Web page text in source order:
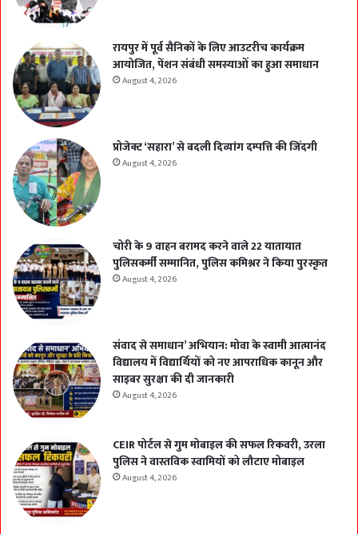
रायपुर में पूर्व सैनिकों के लिए आउटरीच कार्यक्रम
आयोजित, पेंशन संबंधी समस्याओं का हुआ समाधान
August 4, 2026
प्रोजेक्ट ‘सहारा’ से बदली दिव्यांग दम्पत्ति की जिंदगी
August 4, 2026
चोरी के 9 वाहन बरामद करने वाले 22 यातायात
पुलिसकर्मी सम्मानित, पुलिस कमिश्नर ने किया पुरस्कृत
August 4, 2026
संवाद से समाधान’ अभियान: मोवा के स्वामी आत्मानंद
विद्यालय में विद्यार्थियों को नए आपराधिक कानून और
साइबर सुरक्षा की दी जानकारी
August 4, 2026
CEIR पोर्टल से गुम मोबाइल की सफल रिकवरी, उरला
पुलिस ने वास्तविक स्वामियों को लौटाए मोबाइल
August 4, 2026